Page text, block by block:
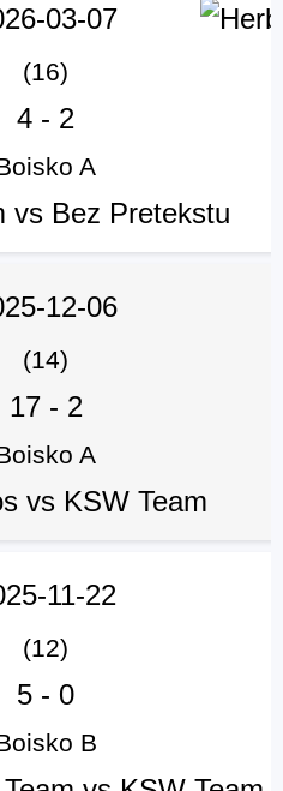
03-07
(16)
4 - 2
A
vs Bez Pretekstu
12-06
(14)
17- 2
A
vs KSW Team
11-22
(12)
5 - 0
B